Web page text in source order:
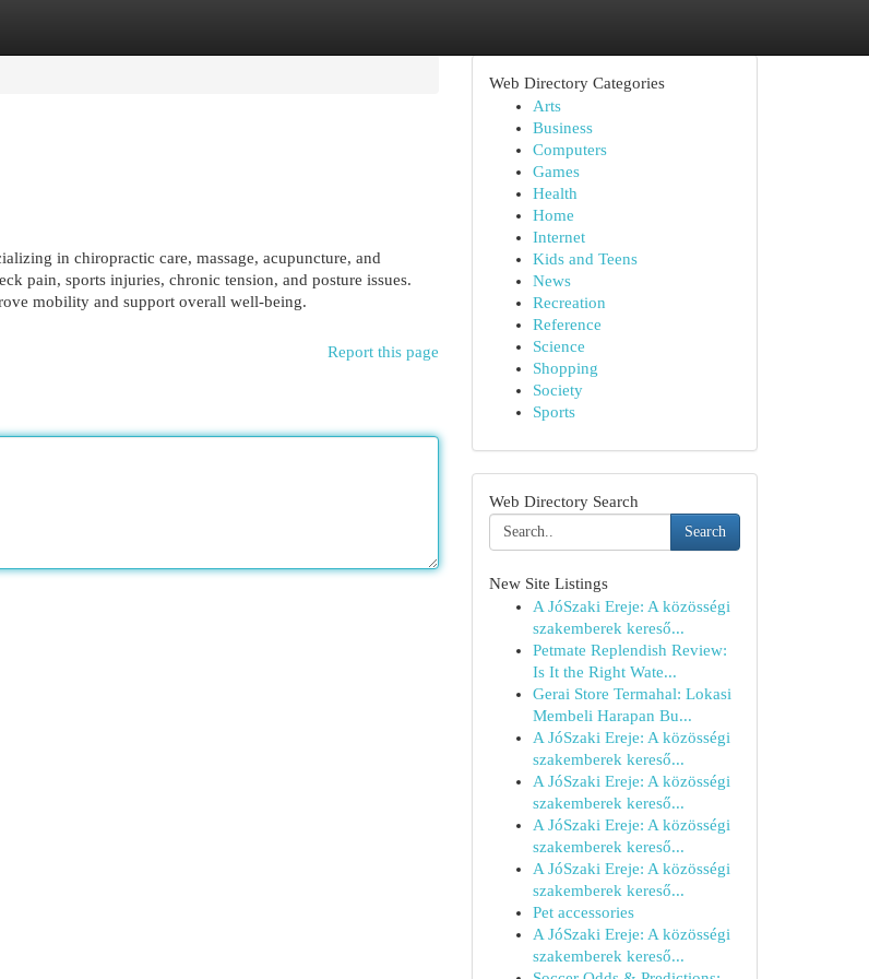
in chiropractic care, massage, acupuncture, and
pain, sports injuries, chronic tension, and posture issues.
mobility and support overall well-being.
Report this page
Web Directory Categories
Arts
Business
Computers
Games
Health
Home
Internet
Kids and Teens
News
Recreation
Reference
Science
Shopping
Society
Sports
Web Directory Search
Search
New Site Listings
A JóSzaki Ereje: A közösségi
szakemberek kereső...
Petmate Replendish Review:
Is It the Right Wate...
Gerai Store Termahal: Lokasi
Membeli Harapan Bu...
A JóSzaki Ereje: A közösségi
szakemberek kereső...
A JóSzaki Ereje: A közösségi
szakemberek kereső...
A JóSzaki Ereje: A közösségi
szakemberek kereső...
A JóSzaki Ereje: A közösségi
szakemberek kereső...
Pet accessories
A JóSzaki Ereje: A közösségi
szakemberek kereső...